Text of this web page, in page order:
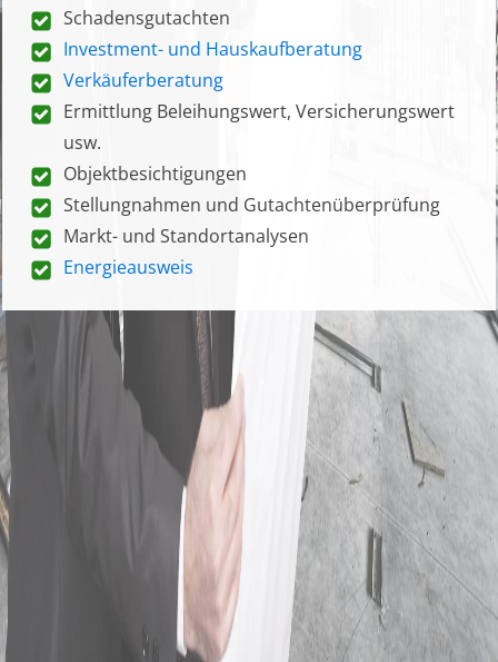
Schadensgutachten
Investment- und Hauskaufberatung
Verkäuferberatung
Ermittlung Beleihungswert, Versicherungswert
usw.
Objektbesichtigungen
Stellungnahmen und Gutachtenüberprüfung
Markt- und Standortanalysen
Energieausweis